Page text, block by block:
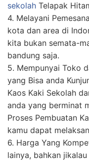
sekolah Telapak
4. Melayani
kota dan area di
kita bukan semata-
bandung saja.
5. Mempunyai Toko
yang Bisa anda
Kaos Kaki Sekolah
anda yang berminat
Proses Pembuatan
kamu dapat
6. Harga Yang
lainya, bahkan